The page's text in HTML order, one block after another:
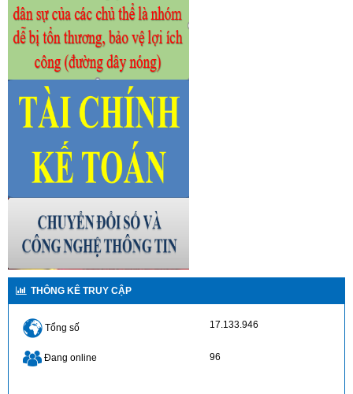
THÔNG KÊ TRUY CẬP
Tổng số 17.133.946
Đang online 96